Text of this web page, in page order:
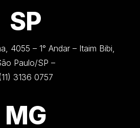
SP
4055 – 1° Andar – Itaim Bibi,
Paulo/SP –
3136 0757
MG